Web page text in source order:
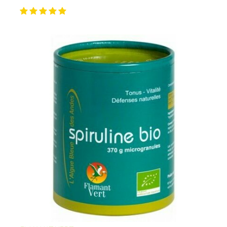
spirulysat est concentré en phycocyanine, un
antioxydant extrêmement puissant, remarquable anti-
autres formes séchées, ce concentré liquide de haute
qualité a un goût agréable et une odeur douce qui
passent très bien. L’entreprise Alpha Biotech qui la
produit au cœur du site naturel et protégé des marais
salants de Guérande, a ainsi développé et breveté une
méthode de production exclusive de l'extrait liquide de
spiruline fraîche :
- culture à l’eau de mer permettant un enrichissement
en minéraux et oligo-éléments
- extraction à froid garantissant le maintien des
principes actifs.
DÉTOXIFIEZ ET REVITALISEZ VOUS AVEC LA
SPIRULINE BIO POUDRE